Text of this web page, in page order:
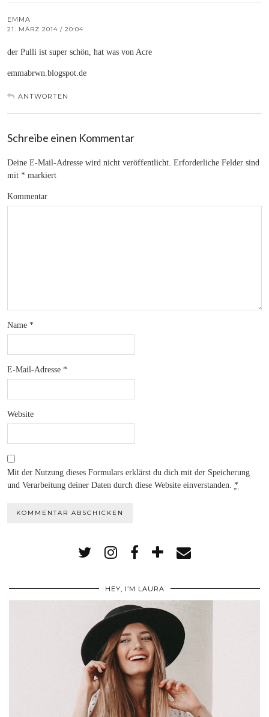
EMMA
21. MÄRZ 2014 / 20:04
der Pulli ist super schön, hat was von Acre
emmabrwn.blogspot.de
ANTWORTEN
Schreibe einen Kommentar
Deine E-Mail-Adresse wird nicht veröffentlicht. Erforderliche Felder sind
mit * markiert
Kommentar
Name *
E-Mail-Adresse *
Website
Mit der Nutzung dieses Formulars erklärst du dich mit der Speicherung
und Verarbeitung deiner Daten durch diese Website einverstanden. *
HEY, I’M LAURA